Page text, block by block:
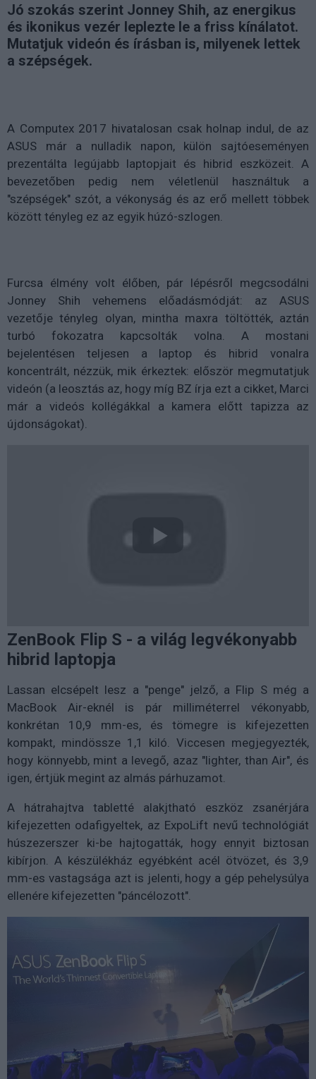
Jó szokás szerint Jonney Shih, az energikus
és ikonikus vezér leplezte le a friss kínálatot.
Mutatjuk videón és írásban is, milyenek lettek
a szépségek.
A Computex 2017 hivatalosan csak holnap indul, de az
ASUS már a nulladik napon, külön sajtóeseményen
prezentálta legújabb laptopjait és hibrid eszközeit. A
bevezetőben pedig nem véletlenül használtuk a
"szépségek" szót, a vékonyság és az erő mellett többek
között tényleg ez az egyik húzó-szlogen.
Furcsa élmény volt élőben, pár lépésről megcsodálni
Jonney Shih vehemens előadásmódját: az ASUS
vezetője tényleg olyan, mintha maxra töltötték, aztán
turbó fokozatra kapcsolták volna. A mostani
bejelentésen teljesen a laptop és hibrid vonalra
koncentrált, nézzük, mik érkeztek: először megmutatjuk
videón (a leosztás az, hogy míg BZ írja ezt a cikket, Marci
már a videós kollégákkal a kamera előtt tapizza az
újdonságokat).
ZenBook Flip S - a világ legvékonyabb
hibrid laptopja
Lassan elcsépelt lesz a "penge" jelző, a Flip S még a
MacBook Air-eknél is pár milliméterrel vékonyabb,
konkrétan 10,9 mm-es, és tömegre is kifejezetten
kompakt, mindössze 1,1 kiló. Viccesen megjegyezték,
hogy könnyebb, mint a levegő, azaz "lighter, than Air", és
igen, értjük megint az almás párhuzamot.
A hátrahajtva tabletté alakjtható eszköz zsanérjára
kifejezetten odafigyeltek, az ExpoLift nevű technológiát
húszezerszer ki-be hajtogatták, hogy ennyit biztosan
kibírjon. A készülékház egyébként acél ötvözet, és 3,9
mm-es vastagsága azt is jelenti, hogy a gép pehelysúlya
ellenére kifejezetten "páncélozott".